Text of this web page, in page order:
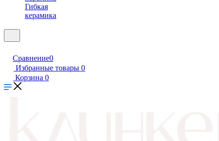
Гибкая
керамика
Сравнение0
Избранные товары 0
Корзина 0